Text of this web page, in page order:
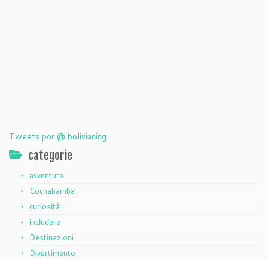
Tweets por @ bolivianing
categorie
avventura
Cochabamba
curiosità
includere
Destinazioni
Divertimento